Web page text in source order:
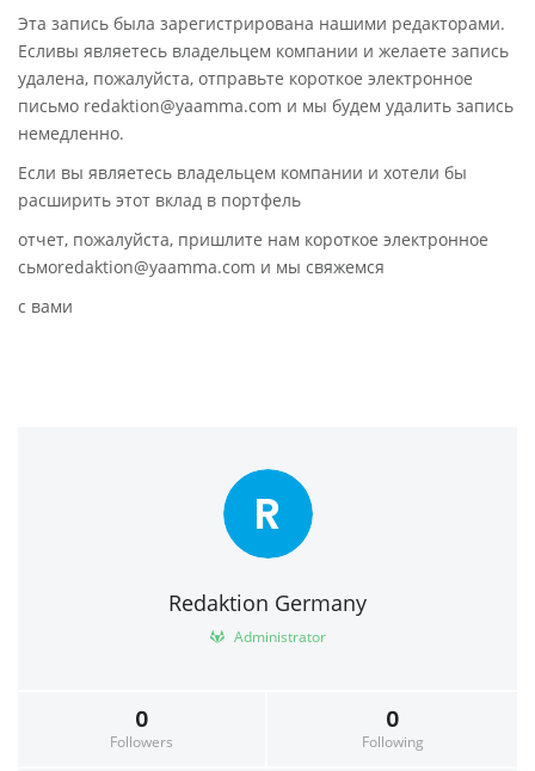
Эта запись была зарегистрирована нашими редакторами.
Есливы являетесь владельцем компании и желаете запись
удалена, пожалуйста, отправьте короткое электронное
письмо redaktion@yaamma.com и мы будем удалить запись
немедленно.
Если вы являетесь владельцем компании и хотели бы
расширить этот вклад в портфель
отчет, пожалуйста, пришлите нам короткое электронное
сьмоredaktion@yaamma.com и мы свяжемся
с вами
R
Redaktion Germany
Administrator
0
Followers
0
Following